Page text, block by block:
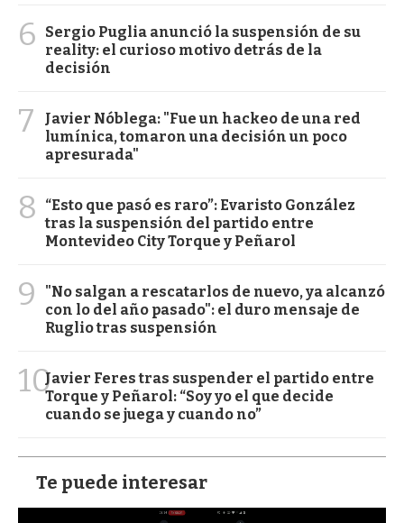
6
Sergio Puglia anunció la suspensión de su
reality: el curioso motivo detrás de la
decisión
7
Javier Nóblega: "Fue un hackeo de una red
lumínica, tomaron una decisión un poco
apresurada"
8
“Esto que pasó es raro”: Evaristo González
tras la suspensión del partido entre
Montevideo City Torque y Peñarol
9
"No salgan a rescatarlos de nuevo, ya alcanzó
con lo del año pasado": el duro mensaje de
Ruglio tras suspensión
10Javier Feres tras suspender el partido entre
Torque y Peñarol: “Soy yo el que decide
cuando se juega y cuando no”
Te puede interesar